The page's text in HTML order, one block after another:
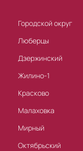
Городской округ
Люберцы
Дзержинский
Жилино-1
Красково
Малаховка
Мирный
Октябрьский